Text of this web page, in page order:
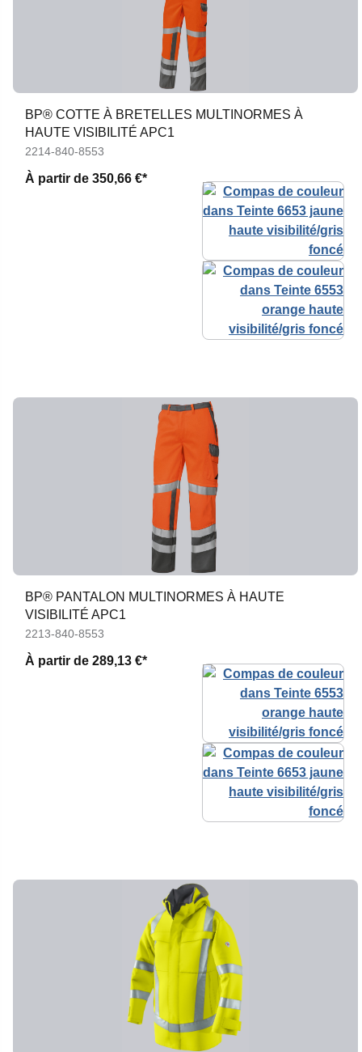
BP® COTTE À BRETELLES MULTINORMES À
HAUTE VISIBILITÉ APC1
2214-840-8553
À partir de 350,66 €*
BP® PANTALON MULTINORMES À HAUTE
VISIBILITÉ APC1
2213-840-8553
À partir de 289,13 €*